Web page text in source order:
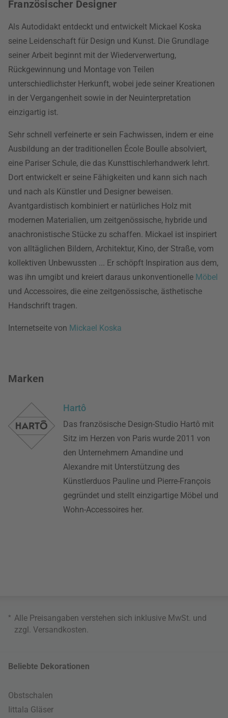
Französischer Designer
Als Autodidakt entdeckt und entwickelt Mickael Koska
seine Leidenschaft für Design und Kunst. Die Grundlage
seiner Arbeit beginnt mit der Wiederverwertung,
Rückgewinnung und Montage von Teilen
unterschiedlichster Herkunft, wobei jede seiner Kreationen
in der Vergangenheit sowie in der Neuinterpretation
einzigartig ist.
Sehr schnell verfeinerte er sein Fachwissen, indem er eine
Ausbildung an der traditionellen École Boulle absolviert,
eine Pariser Schule, die das Kunsttischlerhandwerk lehrt.
Dort entwickelt er seine Fähigkeiten und kann sich nach
und nach als Künstler und Designer beweisen.
Avantgardistisch kombiniert er natürliches Holz mit
modernen Materialien, um zeitgenössische, hybride und
anachronistische Stücke zu schaffen. Mickael ist inspiriert
von alltäglichen Bildern, Architektur, Kino, der Straße, vom
kollektiven Unbewussten ... Er schöpft Inspiration aus dem,
was ihn umgibt und kreiert daraus unkonventionelle Möbel
und Accessoires, die eine zeitgenössische, ästhetische
Handschrift tragen.
Internetseite von Mickael Koska
Marken
Hartô
Das französische Design-Studio Hartô mit
Sitz im Herzen von Paris wurde 2011 von
den Unternehmern Amandine und
Alexandre mit Unterstützung des
Künstlerduos Pauline und Pierre-François
gegründet und stellt einzigartige Möbel und
Wohn-Accessoires her.
* Alle Preisangaben verstehen sich inklusive MwSt. und
zzgl. Versandkosten
Beliebte Dekorationen
Obstschalen
Iittala Gläser